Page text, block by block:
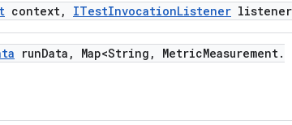
context, ITestInvocationListener
runData , Map<String , MetricMeasurement.